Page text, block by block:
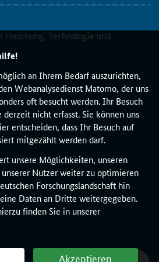
an Ihrem Bedarf auszurichten,
Webanalysedienst Matomo, der uns
oft besucht werden. Ihr Besuch
nicht erfasst. Sie können uns
entscheiden, dass Ihr Besuch auf
mitgezählt werden darf.
unsere Möglichkeiten, unseren
Nutzer weiter zu optimieren
Forschungslandschaft hin
Daten an Dritte weitergegeben.
finden Sie in unserer
Akzeptieren
Technologie und